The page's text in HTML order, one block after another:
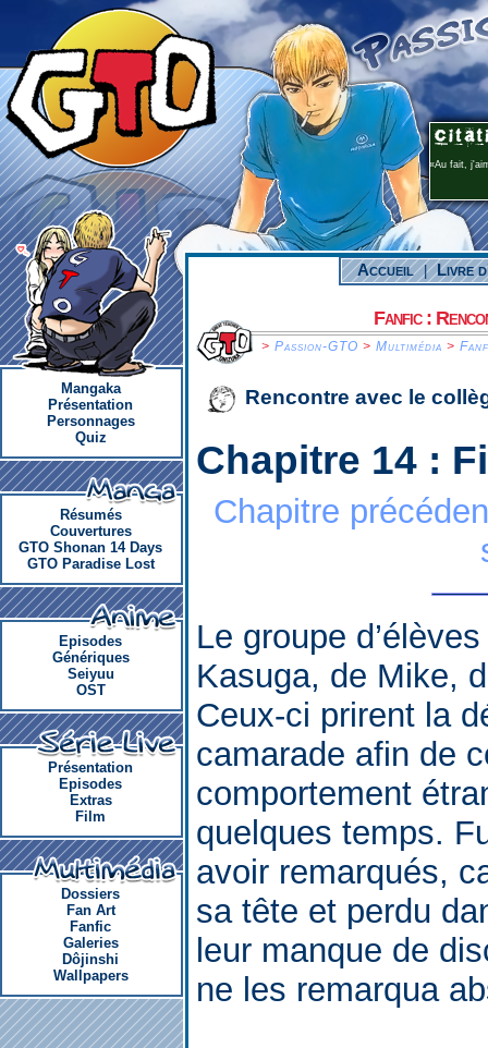
Au fait,
Mangaka
Présentation
Personnages
Quiz
Résumés
Couvertures
GTO Shonan 14 Days
GTO Paradise Lost
Episodes
Génériques
Seiyuu
OST
Présentation
Episodes
Extras
Film
Dossiers
Fan Art
Fanfic
Galeries
Dôjinshi
Wallpapers
Accueil | Livre
> Passion-GTO > Multimédia >
Fanfic :
Rencontre avec le
Chapitre 14 :
Chapitre
Le groupe
Kasuga, de Mike,
Ceux-ci prirent la
camarade afin de
comportement
quelques temps.
avoir remarqués,
sa tête et perdu
leur manque de
ne les remarqua